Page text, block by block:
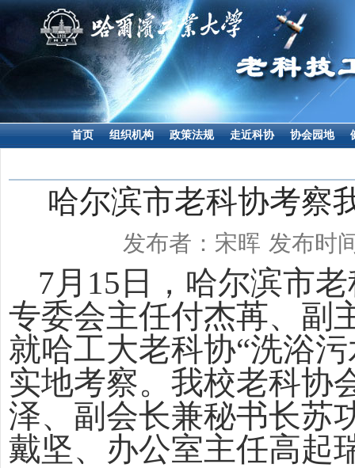
首页 组织机构 政策法规 走近科协 协会园地
哈尔滨市老科协考察
发布者：宋晖 发布时
7月 15 日，哈尔滨市
专委会主任付杰苒、副
就哈工大老科协“洗浴
实地考察。我校老科协
泽、副会长兼秘书长苏
戴坚、办公室主任高起